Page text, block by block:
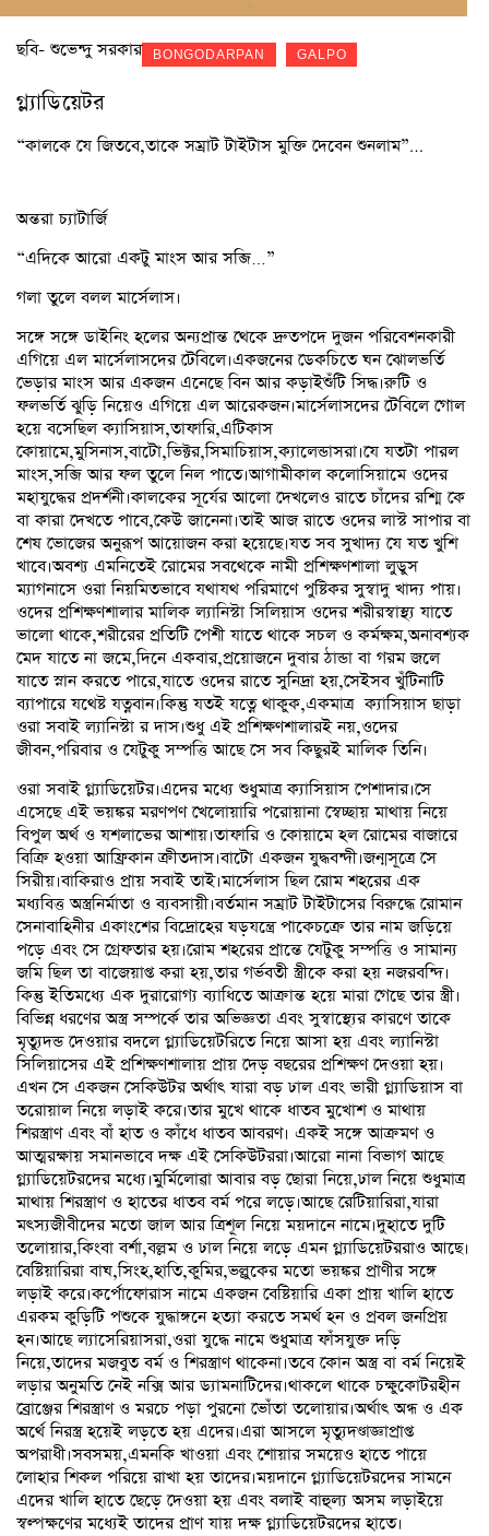
ছবি- শুভেন্দু সরকার BONGODARPAN GALPO
গ্ল্যাডিয়েটর
“কালকে যে জিতবে,তাকে সম্রাট টাইটাস মুক্তি দেবেন শুনলাম”…
অন্তরা চ্যাটার্জি
“এদিকে আরো একটু মাংস আর সব্জি…”
গলা তুলে বলল মার্সেলাস।
সঙ্গে সঙ্গে ডাইনিং হলের অন্যপ্রান্ত থেকে দ্রুতপদে দুজন পরিবেশনকারী
এগিয়ে এল মার্সেলাসদের টেবিলে।একজনের ডেকচিতে ঘন ঝোলভর্তি
ভেড়ার মাংস আর একজন এনেছে বিন আর কড়াইশুঁটি সিদ্ধ।রুটি ও
ফলভর্তি ঝুড়ি নিয়েও এগিয়ে এল আরেকজন।মার্সেলাসদের টেবিলে গোল
হয়ে বসেছিল ক্যাসিয়াস,তাফারি,এটিকাস
কোয়ামে,মুসিনাস,বাটো,ভিক্টর,সিমাচিয়াস,ক্যালেন্ডাসরা।যে যতটা পারল
মাংস,সব্জি আর ফল তুলে নিল পাতে।আগামীকাল কলোসিয়ামে ওদের
মহাযুদ্ধের প্রদর্শনী।কালকের সূর্যের আলো দেখলেও রাতে চাঁদের রশ্মি কে
বা কারা দেখতে পাবে,কেউ জানেনা।তাই আজ রাতে ওদের লাস্ট সাপার বা
শেষ ভোজের অনুরূপ আয়োজন করা হয়েছে।যত সব সুখাদ্য যে যত খুশি
খাবে।অবশ্য এমনিতেই রোমের সবথেকে নামী প্রশিক্ষণশালা লুডুস
ম্যাগনাসে ওরা নিয়মিতভাবে যথাযথ পরিমাণে পুষ্টিকর সুস্বাদু খাদ্য পায়।
ওদের প্রশিক্ষণশালার মালিক ল্যানিস্টা সিলিয়াস ওদের শরীরস্বাস্থ্য যাতে
ভালো থাকে,শরীরের প্রতিটি পেশী যাতে থাকে সচল ও কর্মক্ষম,অনাবশ্যক
মেদ যাতে না জমে,দিনে একবার,প্রয়োজনে দুবার ঠান্ডা বা গরম জলে
যাতে স্নান করতে পারে,যাতে ওদের রাতে সুনিদ্রা হয়,সেইসব খুঁটিনাটি
ব্যাপারে যথেষ্ট যত্নবান।কিন্তু যতই যত্নে থাকুক,একমাত্র ক্যাসিয়াস ছাড়া
ওরা সবাই ল্যানিস্টা র দাস।শুধু এই প্রশিক্ষণশালারই নয়,ওদের
জীবন,পরিবার ও যেটুকু সম্পত্তি আছে সে সব কিছুরই মালিক তিনি।
ওরা সবাই গ্ল্যাডিয়েটর।এদের মধ্যে শুধুমাত্র ক্যাসিয়াস পেশাদার।সে
এসেছে এই ভয়ঙ্কর মরণপণ খেলোয়ারি পরোয়ানা স্বেচ্ছায় মাথায় নিয়ে
বিপুল অর্থ ও যশলাভের আশায়।তাফারি ও কোয়ামে হল রোমের বাজারে
বিক্রি হওয়া আফ্রিকান ক্রীতদাস।বাটো একজন যুদ্ধবন্দী।জন্মসূত্রে সে
সিরীয়।বাকিরাও প্রায় সবাই তাই।মার্সেলাস ছিল রোম শহরের এক
মধ্যবিত্ত অস্ত্রনির্মাতা ও ব্যবসায়ী।বর্তমান সম্রাট টাইটাসের বিরুদ্ধে রোমান
সেনাবাহিনীর একাংশের বিদ্রোহের ষড়যন্ত্রে পাকেচক্রে তার নাম জড়িয়ে
পড়ে এবং সে গ্রেফতার হয়।রোম শহরের প্রান্তে যেটুকু সম্পত্তি ও সামান্য
জমি ছিল তা বাজেয়াপ্ত করা হয়,তার গর্ভবতী স্ত্রীকে করা হয় নজরবন্দি।
কিন্তু ইতিমধ্যে এক দুরারোগ্য ব্যাধিতে আক্রান্ত হয়ে মারা গেছে তার স্ত্রী।
বিভিন্ন ধরণের অস্ত্র সম্পর্কে তার অভিজ্ঞতা এবং সুস্বাস্থ্যের কারণে তাকে
মৃত্যুদন্ড দেওয়ার বদলে গ্ল্যাডিয়েটরিতে নিয়ে আসা হয় এবং ল্যানিস্টা
সিলিয়াসের এই প্রশিক্ষণশালায় প্রায় দেড় বছরের প্রশিক্ষণ দেওয়া হয়।
এখন সে একজন সেকিউটর অর্থাৎ যারা বড় ঢাল এবং ভারী গ্ল্যাডিয়াস বা
তরোয়াল নিয়ে লড়াই করে।তার মুখে থাকে ধাতব মুখোশ ও মাথায়
শিরস্ত্রাণ এবং বাঁ হাত ও কাঁধে ধাতব আবরণ। একই সঙ্গে আক্রমণ ও
আত্মরক্ষায় সমানভাবে দক্ষ এই সেকিউটররা।আরো নানা বিভাগ আছে
গ্ল্যাডিয়েটরদের মধ্যে।মুর্মিলোৱা আবার বড় ছোরা নিয়ে,ঢাল নিয়ে শুধুমাত্র
মাথায় শিরস্ত্রাণ ও হাতের ধাতব বর্ম পরে লড়ে।আছে রেটিয়ারিরা,যারা
মৎস্যজীবীদের মতো জাল আর ত্রিশূল নিয়ে ময়দানে নামে।দুহাতে দুটি
তলোয়ার,কিংবা বর্শা,বল্লম ও ঢাল নিয়ে লড়ে এমন গ্ল্যাডিয়েটররাও আছে।
বেষ্টিয়ারিরা বাঘ,সিংহ,হাতি,কুমির,ভল্লুকের মতো ভয়ঙ্কর প্রাণীর সঙ্গে
লড়াই করে।কর্পোফোরাস নামে একজন বেষ্টিয়ারি একা প্রায় খালি হাতে
এরকম কুড়িটি পশুকে যুদ্ধাঙ্গনে হত্যা করতে সমর্থ হন ও প্রবল জনপ্রিয়
হন।আছে ল্যাসেরিয়াসরা,ওরা যুদ্ধে নামে শুধুমাত্র ফাঁসযুক্ত দড়ি
নিয়ে,তাদের মজবুত বর্ম ও শিরস্ত্রাণ থাকেনা।তবে কোন অস্ত্র বা বর্ম নিয়েই
লড়ার অনুমতি নেই নক্সি আর ড্যামনাটিদের।থাকলে থাকে চক্ষুকোটরহীন
ব্রোঞ্জের শিরস্ত্রাণ ও মরচে পড়া পুরনো ভোঁতা তলোয়ার।অর্থাৎ অন্ধ ও এক
অর্থে নিরস্ত্র হয়েই লড়তে হয় এদের।এরা আসলে মৃত্যুদণ্ডাজ্ঞাপ্রাপ্ত
অপরাধী।সবসময়,এমনকি খাওয়া এবং শোয়ার সময়েও হাতে পায়ে
লোহার শিকল পরিয়ে রাখা হয় তাদের।ময়দানে গ্ল্যাডিয়েটরদের সামনে
এদের খালি হাতে ছেড়ে দেওয়া হয় এবং বলাই বাহুল্য অসম লড়াইয়ে
স্বল্পক্ষণের মধ্যেই তাদের প্রাণ যায় দক্ষ গ্ল্যাডিয়েটরদের হাতে।